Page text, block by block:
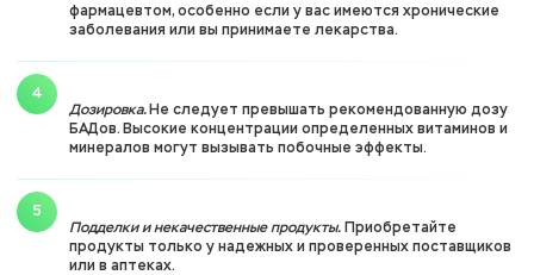
фармацевтом, особенно если у вас имеются хронические
заболевания или вы принимаете лекарства.
Дозировка. Не следует превышать рекомендованную дозу
БАДов. Высокие концентрации определенных витаминов и
минералов могут вызывать побочные эффекты.
Подделки и некачественные продукты. Приобретайте
продукты только у надежных и проверенных поставщиков
или в аптеках.